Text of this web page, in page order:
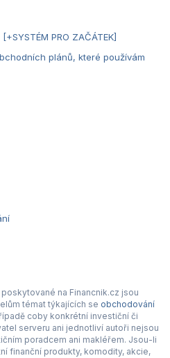
PRO ZAČÁTEK]
plánů, které používám
na Financnik.cz jsou
témat týkajících se obchodování
coby konkrétní investiční či
serveru ani jednotliví autoři nejsou
poradcem ani makléřem. Jsou-li
finanční produkty, komodity, akcie,